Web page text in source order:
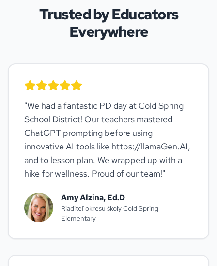
Trusted by Educators
Everywhere
"We had a fantastic PD day at Cold Spring
School District! Our teachers mastered
ChatGPT prompting before using
innovative AI tools like https://llamaGen.AI,
and to lesson plan. We wrapped up with a
hike for wellness. Proud of our team!"
Amy Alzina, Ed.D
Riaditeľ okresu školy Cold Spring
Elementary